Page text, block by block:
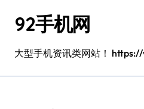
92手机网
大型手机资讯类网站！